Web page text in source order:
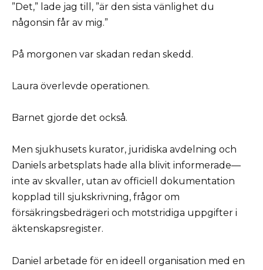
”Det,” lade jag till, ”är den sista vänlighet du
någonsin får av mig.”
På morgonen var skadan redan skedd.
Laura överlevde operationen.
Barnet gjorde det också.
Men sjukhusets kurator, juridiska avdelning och
Daniels arbetsplats hade alla blivit informerade—
inte av skvaller, utan av officiell dokumentation
kopplad till sjukskrivning, frågor om
försäkringsbedrägeri och motstridiga uppgifter i
äktenskapsregister.
Daniel arbetade för en ideell organisation med en